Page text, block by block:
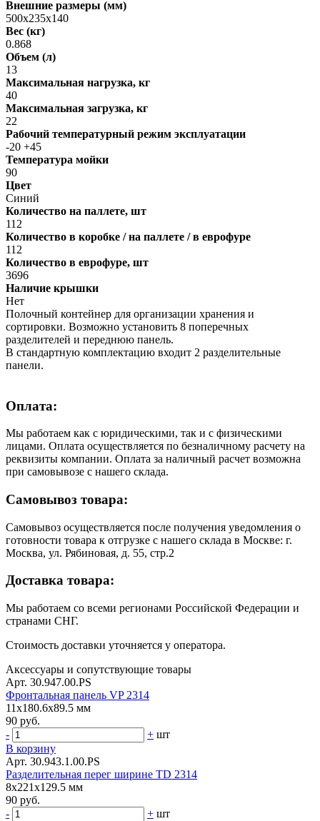
Внешние размеры (мм)
500х235х140
Вес (кг)
0.868
Объем (л)
13
Максимальная нагрузка, кг
40
Максимальная загрузка, кг
22
Рабочий температурный режим эксплуатации
-20 +45
Температура мойки
90
Цвет
Синий
Количество на паллете, шт
112
Количество в коробке / на паллете / в еврофуре
112
Количество в еврофуре, шт
3696
Наличие крышки
Нет
Полочный контейнер для организации хранения и
сортировки. Возможно установить 8 поперечных
разделителей и переднюю панель.
В стандартную комплектацию входит 2 разделительные
панели.
Оплата:
Мы работаем как с юридическими, так и с физическими
лицами. Оплата осуществляется по безналичному расчету на
реквизиты компании. Оплата за наличный расчет возможна
при самовывозе с нашего склада.
Самовывоз товара:
Самовывоз осуществляется после получения уведомления о
готовности товара к отгрузке с нашего склада в Москве: г.
Москва, ул. Рябиновая, д. 55, стр.2
Доставка товара:
Мы работаем со всеми регионами Российской Федерации и
странами СНГ.
Стоимость доставки уточняется у оператора.
Аксессуары и сопутствующие товары
Арт. 30.947.00.PS
Фронтальная панель VP 2314
11x180.6x89.5 мм
90 руб.
-
+ шт
В корзину
Арт. 30.943.1.00.PS
Разделительная перег ширине TD 2314
8x221x129.5 мм
90 руб.
-
+ шт